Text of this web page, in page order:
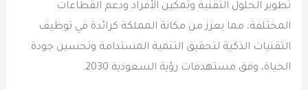
تطوير الحلول التقنية وتمكين الأفراد ودعم القطاعات
المختلفة، مما يعزز من مكانة المملكة كرائدة في توظيف
التقنيات الذكية لتحقيق التنمية المستدامة وتحسين جودة
الحياة، وفق مستهدفات رؤية السعودية 2030.